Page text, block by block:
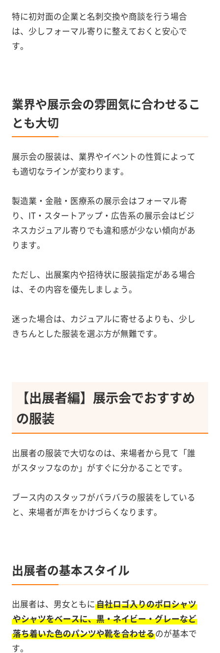
特に初対面の企業と名刺交換や商談を行う場合
は、少しフォーマル寄りに整えておくと安心で
す。
業界や展示会の雰囲気に合わせるこ
とも大切
展示会の服装は、業界やイベントの性質によって
も適切なラインが変わります。
製造業・金融・医療系の展示会はフォーマル寄
り、IT・スタートアップ・広告系の展示会はビジ
ネスカジュアル寄りでも違和感が少ない傾向があ
ります。
ただし、出展案内や招待状に服装指定がある場合
は、その内容を優先しましょう。
迷った場合は、カジュアルに寄せるよりも、少し
きちんとした服装を選ぶ方が無難です。
【出展者編】展示会でおすすめ
の服装
出展者の服装で大切なのは、来場者から見て「誰
がスタッフなのか」がすぐに分かることです。
ブース内のスタッフがバラバラの服装をしている
と、来場者が声をかけづらくなります。
出展者の基本スタイル
出展者は、男女ともに自社ロゴ入りのポロシャツ
やシャツをベースに、黒・ネイビー・グレーなど
落ち着いた色のパンツや靴を合わせるのが基本で
す。